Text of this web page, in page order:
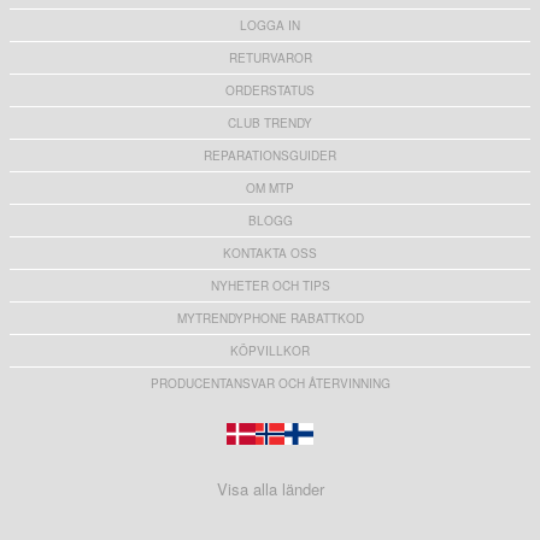
LOGGA IN
RETURVAROR
ORDERSTATUS
CLUB TRENDY
REPARATIONSGUIDER
OM MTP
BLOGG
KONTAKTA OSS
NYHETER OCH TIPS
MYTRENDYPHONE RABATTKOD
KÖPVILLKOR
PRODUCENTANSVAR OCH ÅTERVINNING
Visa alla länder